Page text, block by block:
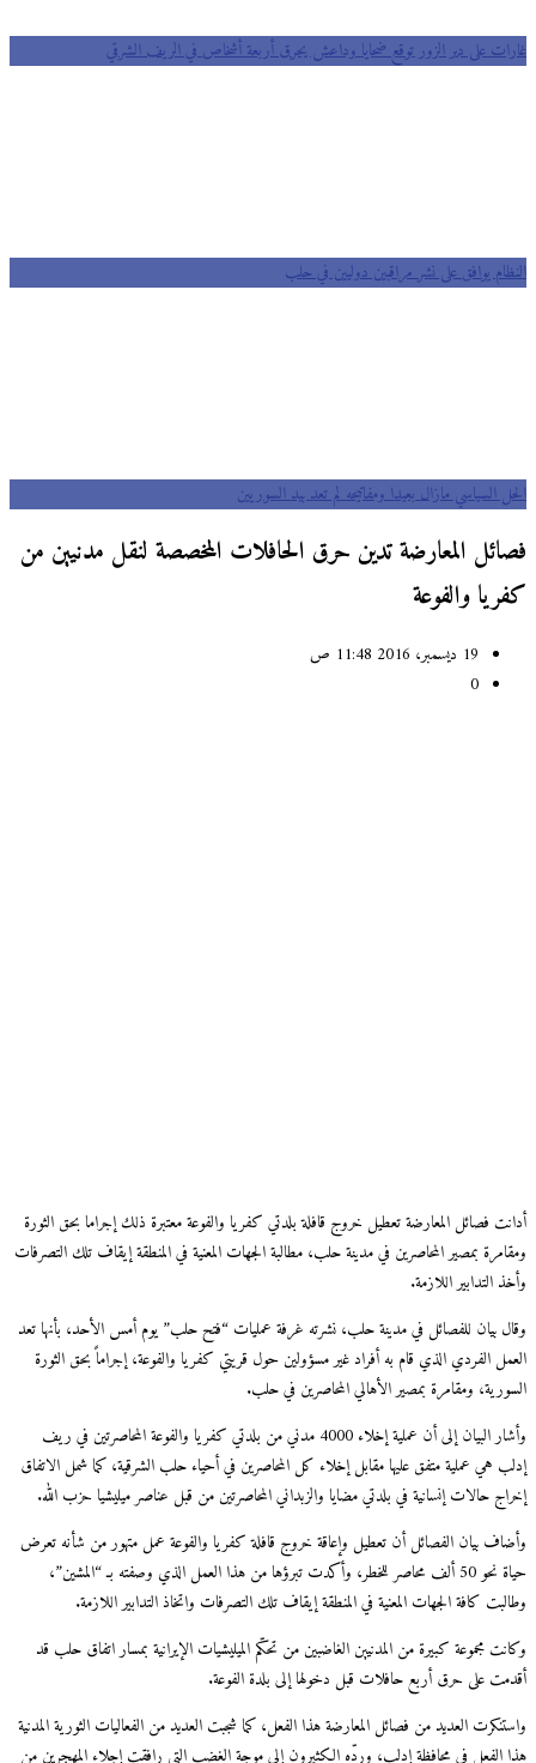
غارات على دير الزور توقع ضحايا وداعش يحرق أربعة أشخاص في الريف الشرقي
النظام يوافق على نشر مراقبين دوليين في حلب
الحل السياسي مازال بعيدا ومفاتيحه لم تعد بيد السوريين
فصائل المعارضة تدين حرق الحافلات المخصصة لنقل مدنيين من
كفريا والفوعة
19 ديسمبر، 2016 11:48 ص
أدانت فصائل المعارضة تعطيل خروج قافلة بلدتي كفريا والفوعة معتبرة ذلك إجراما بحق الثورة
ومقامرة بمصير المحاصرين في مدينة حلب، مطالبة الجهات المعنية في المنطقة إيقاف تلك التصرفات
وأخذ التدابير اللازمة.
وقال بيان للفصائل في مدينة حلب، نشرته غرفة عمليات “فتح حلب” يوم أمس الأحد، بأنها تعد
العمل الفردي الذي قام به أفراد غير مسؤولين حول قريتي كفريا والفوعة، إجراماً بحق الثورة
السورية، ومقامرة بمصير الأهالي المحاصرين في حلب.
وأشار البيان إلى أن عملية إخلاء 4000 مدني من بلدتي كفريا والفوعة المحاصرتين في ريف
إدلب هي عملية متفق عليها مقابل إخلاء كل المحاصرين في أحياء حلب الشرقية، كما شمل الاتفاق
إخراج حالات إنسانية في بلدتي مضايا والزبداني المحاصرتين من قبل عناصر ميليشيا حزب الله.
وأضاف بيان الفصائل أن تعطيل وإعاقة خروج قافلة كفريا والفوعة عمل متهور من شأنه تعرض
حياة نحو 50 ألف محاصر للخطر، وأكدت تبرؤها من هذا العمل الذي وصفته بـ “المشين”،
وطالبت كافة الجهات المعنية في المنطقة إيقاف تلك التصرفات واتخاذ التدابير اللازمة.
وكانت مجموعة كبيرة من المدنيين الغاضبين من تحكّم الميليشيات الإيرانية بمسار اتفاق حلب قد
أقدمت على حرق أربع حافلات قبل دخولها إلى بلدة الفوعة.
واستنكرت العديد من فصائل المعارضة هذا الفعل، كما شجبت العديد من الفعاليات الثورية المدنية
هذا الفعل في محافظة إدلب، وردّه الكثيرون إلى موجة الغضب التي رافقت إجلاء المهجرين من